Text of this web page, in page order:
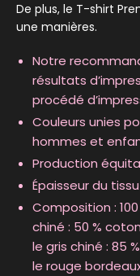
De plus, le T-shirt
une manières.
Notre
résultats
procédé
Couleurs unies
hommes et
Production
Épaisseur du
Composition :
chiné : 50 %
le gris chiné : 85
le rouge